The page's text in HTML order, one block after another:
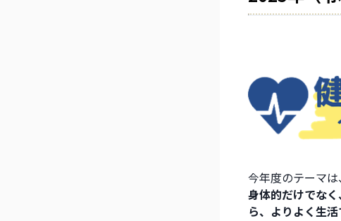
今年度のテーマは
身体的だけでな
ら、よりよく生